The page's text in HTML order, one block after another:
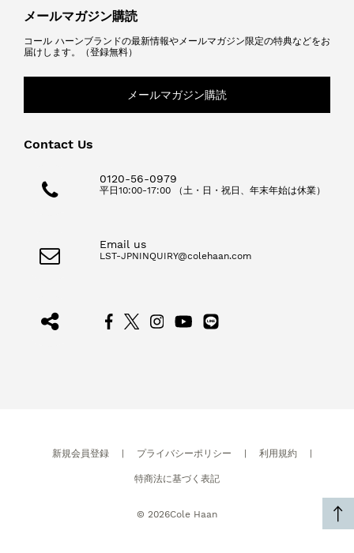
メールマガジン購読
コール ハーンブランドの最新情報やメールマガジン限定の特典などをお
届けします。（登録無料）
メールマガジン購読
Contact Us
0120-56-0979
平日10:00-17:00 （土・日・祝日、年末年始は休業）
Email us
LST-JPNINQUIRY@colehaan.com
新規会員登録 プライバシーポリシー 利用規約
特商法に基づく表記
© 2026Cole Haan